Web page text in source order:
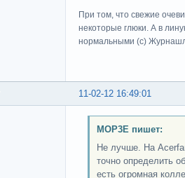
При том, что свежие
некоторые глюки. А в
нормальными (c)
11-02-12 16:49:01
MOP3E пишет:
Не лучше. На
точно определить
есть огромная